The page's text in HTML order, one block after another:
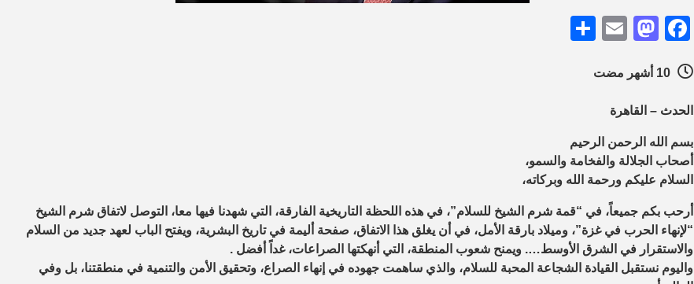
Facebook
Mastodon
Email
الحدث – القاهرة
بسم الله الرحمن الرحيم
أصحاب الجلالة والفخامة والسمو،
السلام عليكم ورحمة الله وبركاته،
أرحب بكم جميعاً، في “قمة شرم الشيخ للسلام”، في هذه اللحظة التاريخية الفارقة، التي شهدنا فيها معا، التوصل لاتفاق شرم الشيخ
“لإنهاء الحرب في غزة”، وميلاد بارقة الأمل، في أن يغلق هذا الاتفاق، صفحة أليمة في تاريخ البشرية، ويفتح الباب لعهد جديد من السلام
والاستقرار في الشرق الأوسط…. ويمنح شعوب المنطقة، التي أنهكتها الصراعات، غداً أفضل .
واليوم نستقبل القيادة الشجاعة المحبة للسلام، والذي ساهمت جهوده في إنهاء الصراع، وتحقيق الأمن والتنمية في منطقتنا، بل وفي